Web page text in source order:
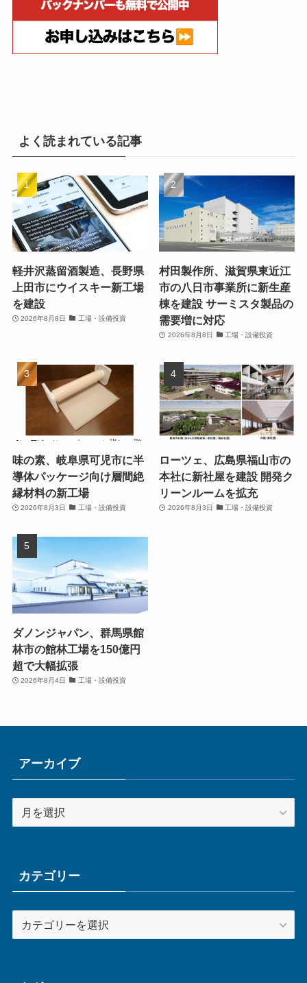
よく読まれている記事
軽井沢蒸留酒製造、長野県
上田市にウイスキー新工場
を建設
2026年8月8日 工場・設備投資
村田製作所、滋賀県東近江
市の八日市事業所に新生産
棟を建設 サーミスタ製品の
需要増に対応
2026年8月8日 工場・設備投資
味の素、岐阜県可児市に半
導体パッケージ向け層間絶
縁材料の新工場
2026年8月3日 工場・設備投資
ローツェ、広島県福山市の
本社に新社屋を建設 開発ク
リーンルームを拡充
2026年8月3日 工場・設備投資
ダノンジャパン、群馬県館
林市の館林工場を150億円
超で大幅拡張
2026年8月4日 工場・設備投資
アーカイブ
ー
ブカテゴリー